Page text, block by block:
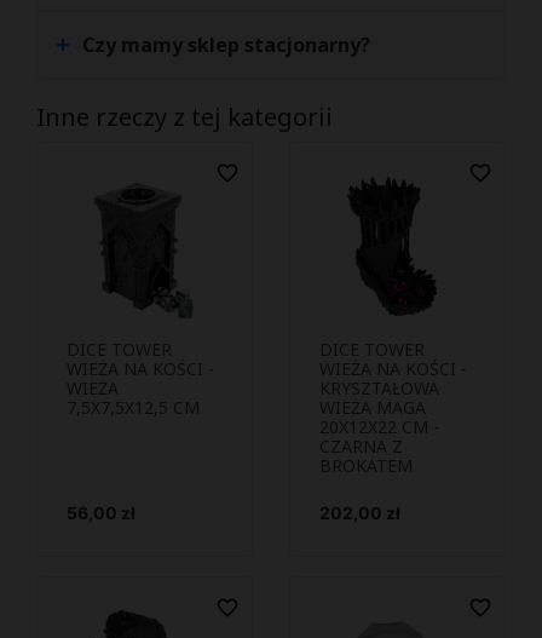
+ Czy mamy sklep stacjonarny?
Inne rzeczy z tej kategorii
 Podejrzyj i
DICE TOWER
WIEŻA NA KOŚCI -
WIEŻA
7,5X7,5X12,5 CM
favorite_border
Cena
56,00 zł
 Podejrzyj i
kup
DICE TOWER
WIEŻA NA KOŚCI -
KRYSZTAŁOWA
WIEŻA MAGA
20X12X22 CM -
CZARNA Z
BROKATEM
favorite_border
Cena
202,00 zł
favorite_border favorite_border